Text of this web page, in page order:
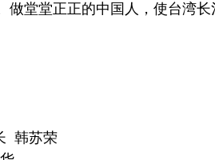
堂堂正正的中国人，使台湾长
长 韩苏荣